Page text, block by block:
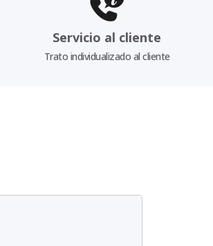
Servicio al cliente
Trato individualizado al cliente